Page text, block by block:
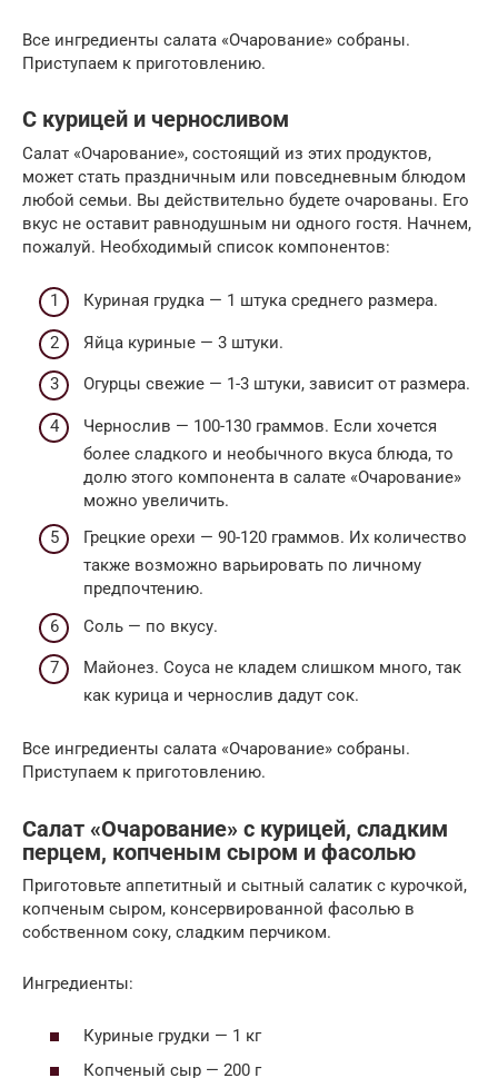
Все ингредиенты салата «Очарование» собраны.
Приступаем к приготовлению.
С курицей и черносливом
Салат «Очарование», состоящий из этих продуктов,
может стать праздничным или повседневным блюдом
любой семьи. Вы действительно будете очарованы. Его
вкус не оставит равнодушным ни одного гостя. Начнем,
пожалуй. Необходимый список компонентов:
Куриная грудка — 1 штука среднего размера.
Яйца куриные — 3 штуки.
Огурцы свежие — 1-3 штуки, зависит от размера.
Чернослив — 100-130 граммов. Если хочется
более сладкого и необычного вкуса блюда, то
долю этого компонента в салате «Очарование»
можно увеличить.
Грецкие орехи — 90-120 граммов. Их количество
также возможно варьировать по личному
предпочтению.
Соль — по вкусу.
Майонез. Соуса не кладем слишком много, так
как курица и чернослив дадут сок.
Все ингредиенты салата «Очарование» собраны.
Приступаем к приготовлению.
Салат «Очарование» с курицей, сладким
перцем, копченым сыром и фасолью
Приготовьте аппетитный и сытный салатик с курочкой,
копченым сыром, консервированной фасолью в
собственном соку, сладким перчиком.
Ингредиенты:
Куриные грудки — 1 кг
Копченый сыр — 200 г